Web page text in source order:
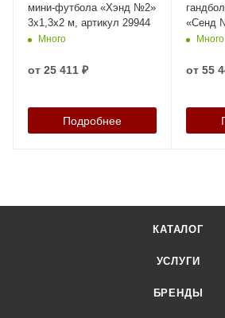
мини-футбола «Хэнд №2»
3х1,3х2 м, артикул 29944
Много
от 25 411 ₽
Подробнее
«Сенд
3х1,5х2
Много
от 55
КАТАЛОГ
УСЛУГИ
БРЕНДЫ